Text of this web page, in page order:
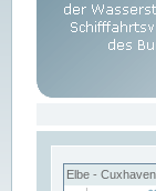
Elbe -